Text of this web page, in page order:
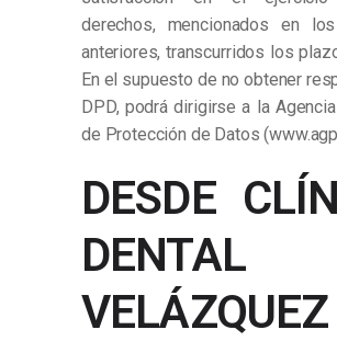
derechos, mencionados en
anteriores, transcurridos los
En el supuesto de no obtener
DPD, podrá dirigirse a la
de Protección de Datos
DESDE
DENTAL
VELÁZQUEZ